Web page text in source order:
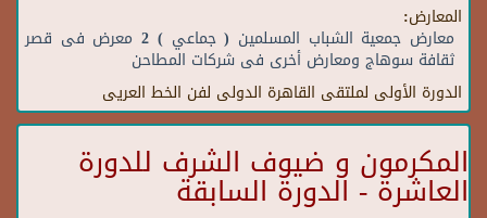
المعارض:
معارض جمعية الشباب المسلمين ( جماعي ) 2 معرض فى قصر
ثقافة سوهاج ومعارض أخرى فى شركات المطاحن
الدورة الأولى لملتقى القاهرة الدولى لفن الخط العريى
المكرمون و ضيوف الشرف للدورة
العاشرة - الدورة السابقة